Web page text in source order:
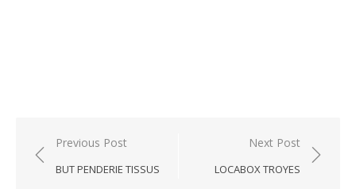
Post
navigation
Previous Post
BUT PENDERIE TISSUS
Next Post
LOCABOX TROYES